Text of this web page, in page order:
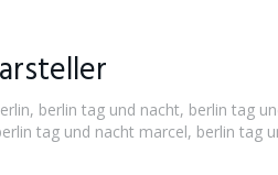
, berlin tag und nacht, berlin tag
tag und nacht marcel, berlin tag